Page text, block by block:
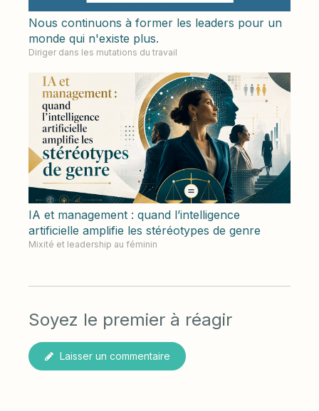
Nous continuons à former les leaders pour un
monde qui n'existe plus.
Diriger dans les mutations du travail
IA et management : quand l’intelligence
artificielle amplifie les stéréotypes de genre
Mixité et leadership au féminin
Soyez le premier à réagir
Laisser un commentaire